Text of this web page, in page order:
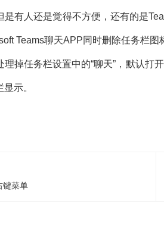
是有人还是觉得不方便，还有的是
Teams聊天APP同时删除任务栏图
掉任务栏设置中的“聊天”，默认打
示。
键菜单